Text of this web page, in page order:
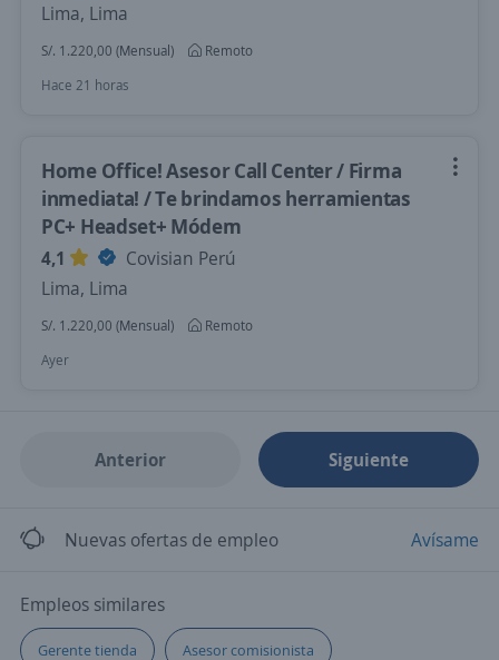
Lima, Lima
S/. 1.220,00 (Mensual)
Remoto
Hace 21 horas
Home Office! Asesor Call Center / Firma
inmediata! / Te brindamos herramientas
PC+ Headset+ Módem
4,1
Covisian Perú
Lima, Lima
S/. 1.220,00 (Mensual)
Remoto
Ayer
Anterior Siguiente
Nuevas ofertas de empleo Avísame
Empleos similares
Gerente tienda Asesor comisionista